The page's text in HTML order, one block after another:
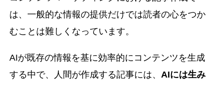
は、一般的な情報の提供だけでは読者の心をつか
むことは難しくなっています。
AIが既存の情報を基に効率的にコンテンツを生成
する中で、人間が作成する記事には、AIには生み